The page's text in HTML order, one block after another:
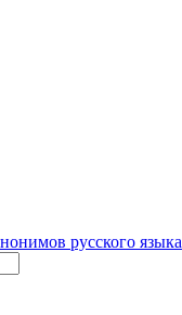
русского языка